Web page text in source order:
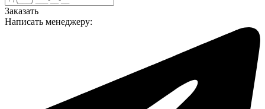
Заказать
Написать менеджеру: